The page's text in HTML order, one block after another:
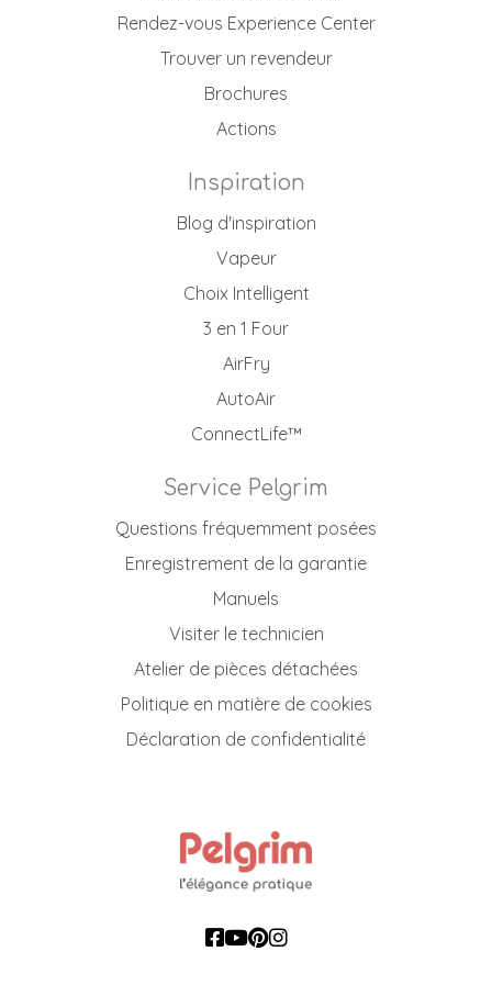
Rendez-vous Experience Center
Trouver un revendeur
Brochures
Actions
Inspiration
Blog d'inspiration
Vapeur
Choix Intelligent
3 en 1 Four
AirFry
AutoAir
ConnectLife™
Service Pelgrim
Questions fréquemment posées
Enregistrement de la garantie
Manuels
Visiter le technicien
Atelier de pièces détachées
Politique en matière de cookies
Déclaration de confidentialité